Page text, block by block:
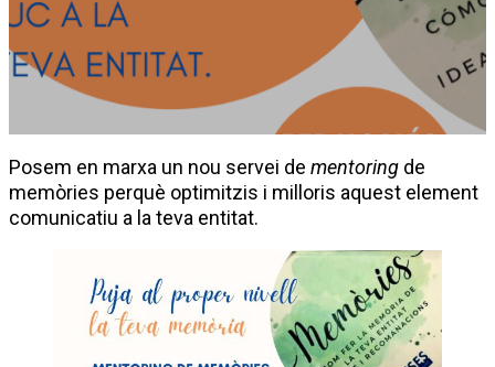
Posem en marxa un nou servei de mentoring de
memòries perquè optimitzis i milloris aquest element
comunicatiu a la teva entitat.